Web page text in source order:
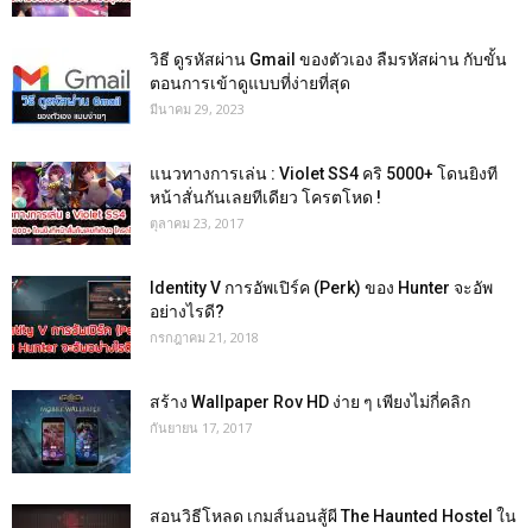
วิธี ดูรหัสผ่าน Gmail ของตัวเอง ลืมรหัสผ่าน กับขั้น
ตอนการเข้าดูแบบที่ง่ายที่สุด
มีนาคม 29, 2023
แนวทางการเล่น : Violet SS4 คริ 5000+ โดนยิงที
หน้าสั่นกันเลยทีเดียว โครตโหด !
ตุลาคม 23, 2017
Identity V การอัพเปิร์ค (Perk) ของ Hunter จะอัพ
อย่างไรดี?
กรกฎาคม 21, 2018
สร้าง Wallpaper Rov HD ง่าย ๆ เพียงไม่กี่คลิก
กันยายน 17, 2017
สอนวิธีโหลด เกมส์นอนสู้ผี The Haunted Hostel ใน